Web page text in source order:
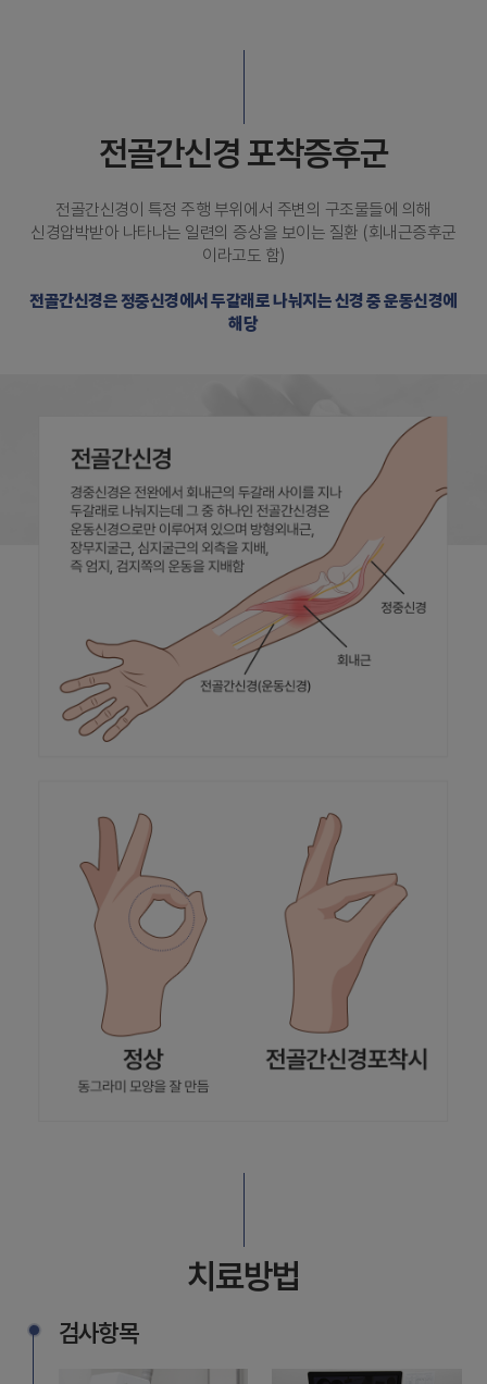
전골간신경 포착증후군
전골간신경이 특정 주행 부위에서 주변의 구조물들에 의해
신경압박받아 나타나는 일련의 증상을 보이는 질환 (회내근증후군
이라고도 함)
전골간신경은 정중신경에서 두갈래로 나눠지는 신경 중 운동신경에
해당
치료방법
검사항목